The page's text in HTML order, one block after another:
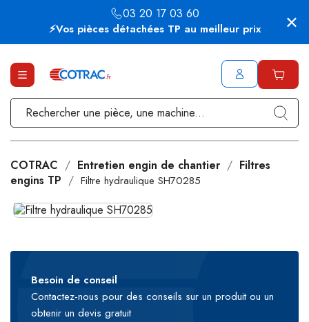
⚡Vos pièces détachées TP au meilleur prix
03 20 17 03 60
COTRAC Entretien engin de chantier
Filtres
engins TP
Filtre hydraulique SH70285
Besoin de conseil
Contactez-nous pour des conseils sur un produit ou un
obtenir un devis gratuit